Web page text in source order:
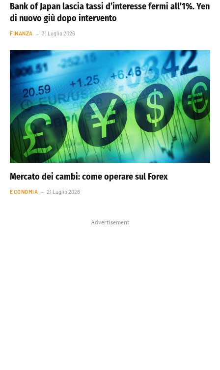
Bank of Japan lascia tassi d’interesse fermi all’1%. Yen
di nuovo giù dopo intervento
FINANZA 31 Luglio 2026
Mercato dei cambi: come operare sul Forex
ECONOMIA 21 Luglio 2026
Advertisement